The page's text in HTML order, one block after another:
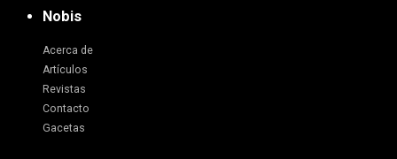
Nobis
Acerca de
Artículos
Revistas
Contacto
Gacetas